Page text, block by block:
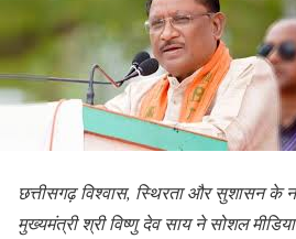
छत्तीसगढ़ विश्वास, स्थिरता और सुशासन के
मुख्यमंत्री श्री विष्णु देव साय ने सोशल